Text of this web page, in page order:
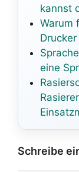
kannst
Warum
eine
Schreibe